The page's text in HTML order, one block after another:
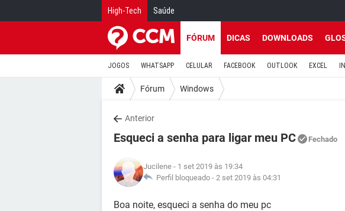
High-Tech Saúde
FÓRUM DICAS DOWNLOADS
JOGOS WHATSAPP CELULAR FACEBOOK OUTLOOK EXCEL
Fórum Windows
Anterior
Esqueci a senha para ligar meu PC Fechado
Jucilene - 1 set 2019 às 19:34
Perfil bloqueado - 2 set 2019 às 04:31
Boa noite, esqueci a senha do meu pc